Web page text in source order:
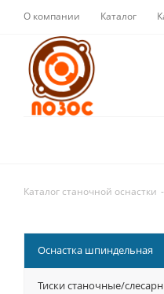
О компании Каталог
Каталог станочной оснастки -
Оснастка шпиндельная
Тиски станочные/